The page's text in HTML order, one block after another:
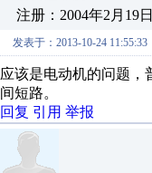
注册：2004年2月19日
发表于：2013-10-24 11:55:33
应该是电动机的问题，
间短路。
回复 引用 举报